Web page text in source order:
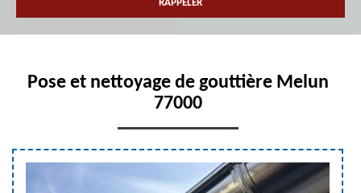
Pose et nettoyage de gouttière Melun
77000